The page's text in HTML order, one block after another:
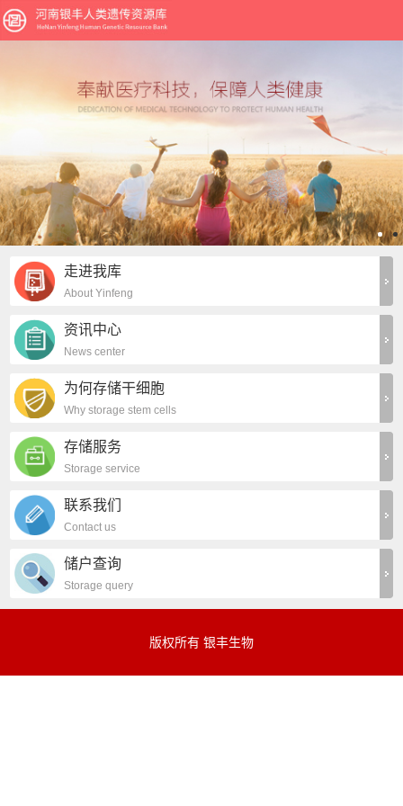
走进我库
About Yinfeng
资讯中心
News center
为何存储干细胞
Why storage stem cells
存储服务
Storage service
联系我们
Contact us
储户查询
Storage query
版权所有 银丰生物